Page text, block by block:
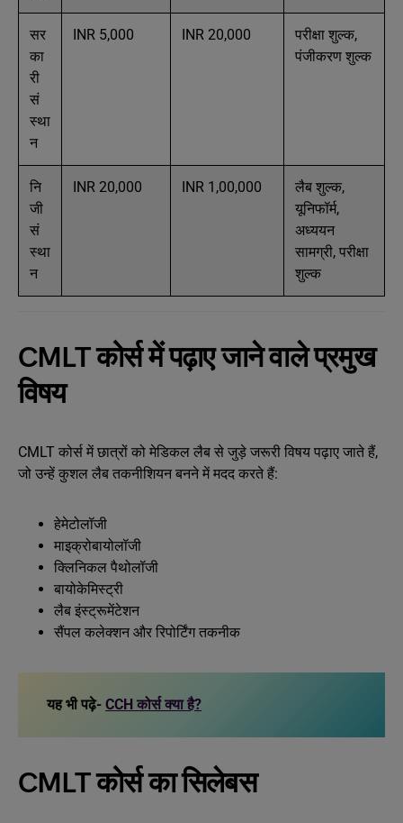
सर
का
री
सं
स्था
न
INR 5,000 INR 20,000
परीक्षा शुल्क,
पंजीकरण शुल्क
नि
जी
सं
स्था
न
INR 20,000 INR 1,00,000
लैब शुल्क,
यूनिफॉर्म,
अध्ययन
सामग्री, परीक्षा
शुल्क
CMLT कोर्स में पढ़ाए जाने वाले प्रमुख
विषय
CMLT कोर्स में छात्रों को मेडिकल लैब से जुड़े जरूरी विषय पढ़ाए जाते हैं,
जो उन्हें कुशल लैब तकनीशियन बनने में मदद करते हैं:
हेमेटोलॉजी
माइक्रोबायोलॉजी
क्लिनिकल पैथोलॉजी
बायोकेमिस्ट्री
लैब इंस्ट्रूमेंटेशन
सैंपल कलेक्शन और रिपोर्टिंग तकनीक
यह भी पढ़े- CCH कोर्स क्या है?
CMLT कोर्स का सिलेबस